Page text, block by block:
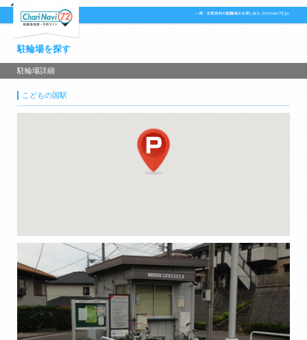
駐輪場を探す
駐輪場詳細
こどもの国駅